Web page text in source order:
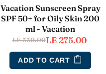
Vacation Sunscreen Spray
SPF 50+ for Oily Skin 200
ml - Vacation
LE 550.00LE 275.00
ADD TO CART